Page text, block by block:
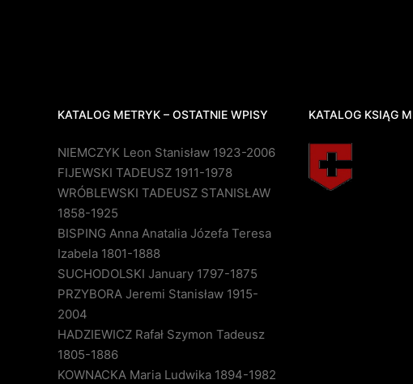
KATALOG METRYK – OSTATNIE WPISY
NIEMCZYK Leon Stanisław 1923-2006
FIJEWSKI TADEUSZ 1911-1978
WRÓBLEWSKI TADEUSZ STANISŁAW
1858-1925
BISPING Anna Anatalia Józefa Teresa
Izabela 1801-1888
SUCHODOLSKI January 1797-1875
PRZYBORA Jeremi Stanisław 1915-
2004
HADZIEWICZ Rafał Szymon Tadeusz
1805-1886
KOWNACKA Maria Ludwika 1894-1982
KATALOG KSIĄG